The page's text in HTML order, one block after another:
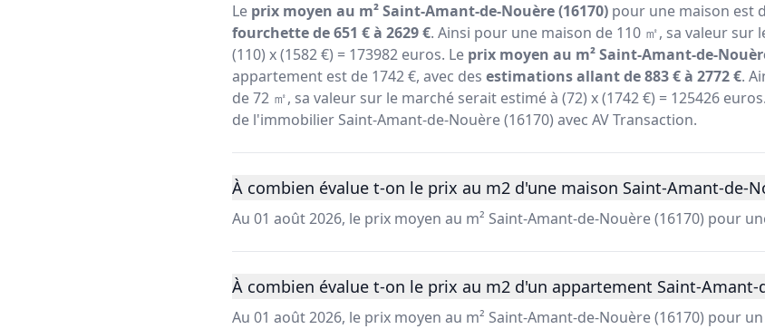
Le prix moyen au m² Saint-Amant-de-Nouère (16170) pour une maison est
fourchette de 651 € à 2629 €. Ainsi pour une maison de 110 ㎡, sa valeur sur
(110) x (1582 €) = 173982 euros. Le prix moyen au m² Saint-Amant-de-
appartement est de 1742 €, avec des estimations allant de 883 € à 2772 €.
de 72 ㎡, sa valeur sur le marché serait estimé à (72) x (1742 €) = 125426
de l'immobilier Saint-Amant-de-Nouère (16170) avec AV Transaction.
À combien évalue t-on le prix au m2 d'une maison Saint-Amant-de-
Au 01 août 2026, le prix moyen au m² Saint-Amant-de-Nouère (16170) pour
À combien évalue t-on le prix au m2 d'un appartement Saint-Amant-
Au 01 août 2026, le prix moyen au m² Saint-Amant-de-Nouère (16170) pour